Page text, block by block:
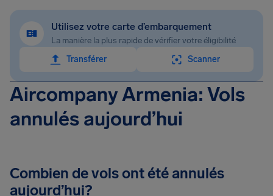
Utilisez votre carte d’embarquement
La manière la plus rapide de vérifier votre éligibilité
Transférer
Scanner
Aircompany Armenia: Vols
annulés aujourd’hui
Combien de vols ont été annulés
aujourd’hui?